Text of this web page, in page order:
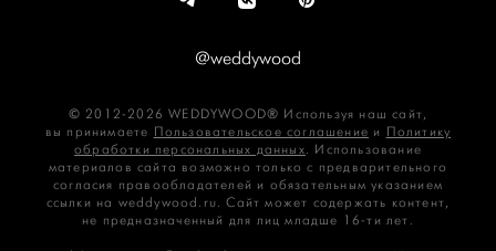
@weddywood
© 2012-2026 WEDDYWOOD® Используя наш сайт,
вы принимаете
Пользовательское соглашение и
Политику
обработки персональных данных. Использование
материалов сайта возможно только с предварительного
согласия правообладателей и обязательным указанием
ссылки на weddywood.ru. Сайт может содержать контент,
не предназначенный для лиц младше 16‑ти лет.